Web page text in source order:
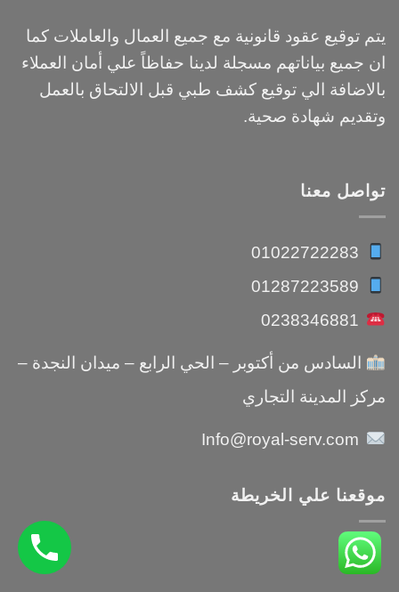
يتم توقيع عقود قانونية مع جميع العمال والعاملات كما
ان جميع بياناتهم مسجلة لدينا حفاظاً علي أمان العملاء
بالاضافة الي توقيع كشف طبي قبل الالتحاق بالعمل
وتقديم شهادة صحية.
تواصل معنا
01022722283
01287223589
0238346881
السادس من أكتوبر – الحي الرابع – ميدان النجدة –
مركز المدينة التجاري
Info@royal-serv.com
موقعنا علي الخريطة